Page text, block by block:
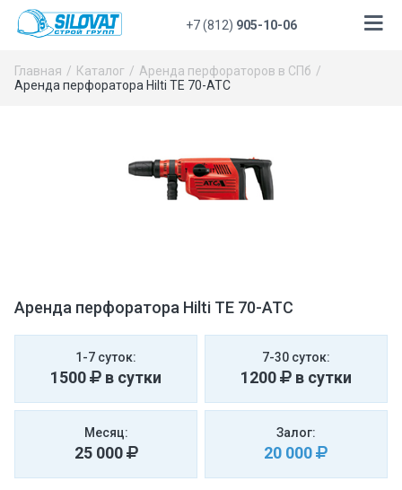
+7 (812) 905-10-06
Главная Каталог
Аренда перфораторов в СПб
Аренда перфоратора Hilti TE 70-ATC
Аренда перфоратора Hilti TE 70-ATC
1-7 суток:
1500 в сутки
7-30 суток:
1200 в сутки
Месяц:
25 000
Залог:
20 000